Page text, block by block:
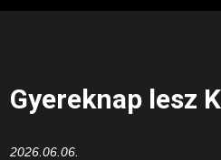
Gyereknap lesz
2026.06.06.